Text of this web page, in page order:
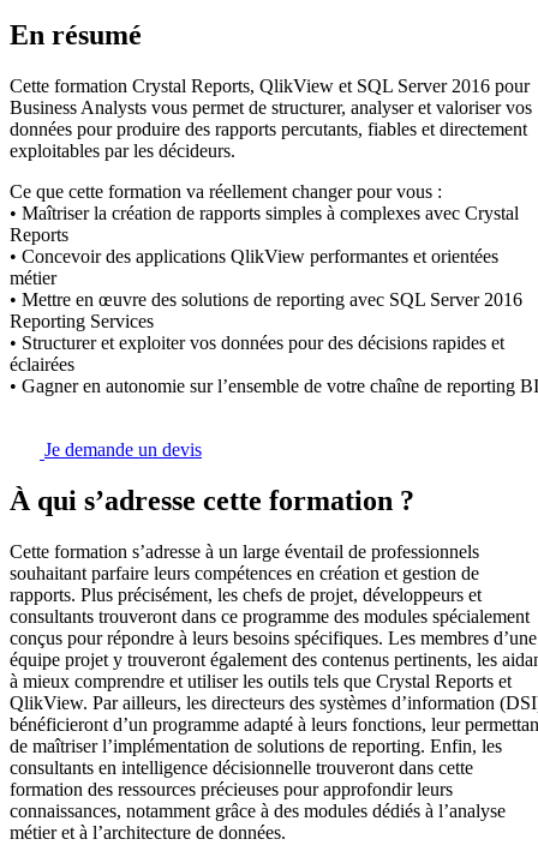
En résumé
Cette formation Crystal Reports, QlikView et SQL Server 2016 pour
Business Analysts vous permet de structurer, analyser et valoriser vos
données pour produire des rapports percutants, fiables et directement
exploitables par les décideurs.
Ce que cette formation va réellement changer pour vous :
• Maîtriser la création de rapports simples à complexes avec Crystal
Reports
• Concevoir des applications QlikView performantes et orientées
métier
• Mettre en œuvre des solutions de reporting avec SQL Server 2016
Reporting Services
• Structurer et exploiter vos données pour des décisions rapides et
éclairées
• Gagner en autonomie sur l’ensemble de votre chaîne de reporting BI
Je demande un devis
À qui s’adresse cette formation ?
Cette formation s’adresse à un large éventail de professionnels
souhaitant parfaire leurs compétences en création et gestion de
rapports. Plus précisément, les chefs de projet, développeurs et
consultants trouveront dans ce programme des modules spécialement
conçus pour répondre à leurs besoins spécifiques. Les membres d’une
équipe projet y trouveront également des contenus pertinents, les
à mieux comprendre et utiliser les outils tels que Crystal Reports et
QlikView. Par ailleurs, les directeurs des systèmes d’information
bénéficieront d’un programme adapté à leurs fonctions, leur
de maîtriser l’implémentation de solutions de reporting. Enfin, les
consultants en intelligence décisionnelle trouveront dans cette
formation des ressources précieuses pour approfondir leurs
connaissances, notamment grâce à des modules dédiés à l’analyse
métier et à l’architecture de données.